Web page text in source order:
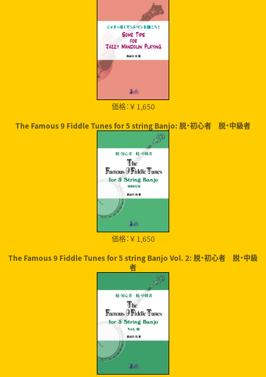
価格：￥ 1,650
The Famous 9 Fiddle Tunes for 5 string Banjo: 脱・初心者 脱・中級者
価格：￥ 1,650
The Famous 9 Fiddle Tunes for 5 string Banjo Vol. 2: 脱・初心者 脱・中級
者